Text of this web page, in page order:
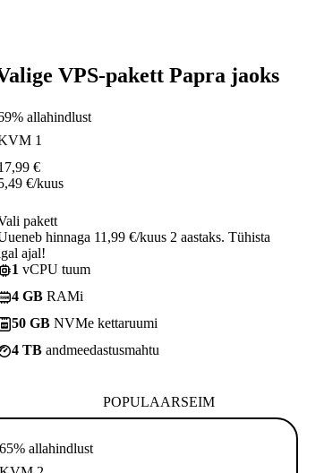
VPS-pakett Papra jaoks
allahindlust
1
€
€/kuus
pakett
hinnaga 11,99 €/kuus 2 aastaks. Tühista
ajal!
1 vCPU tuum
4 GB RAMi
50 GB NVMe kettaruumi
4 TB andmeedastusmahtu
POPULAARSEIM
65% allahindlust